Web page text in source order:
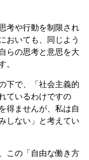
考や行動を制限され
おいても、同じよう
らの思考と意思を大
。
下で、「社会主義的
ているわけですの
得ませんが、私は自
しない」と考えてい
この「自由な働き方